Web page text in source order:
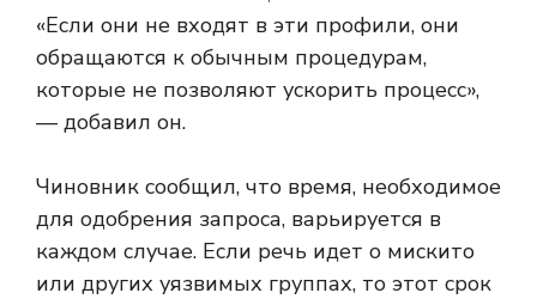
«Если они не входят в эти профили, они
обращаются к обычным процедурам,
которые не позволяют ускорить процесс»,
— добавил он.
Чиновник сообщил, что время, необходимое
для одобрения запроса, варьируется в
каждом случае. Если речь идет о мискито
или других уязвимых группах, то этот срок